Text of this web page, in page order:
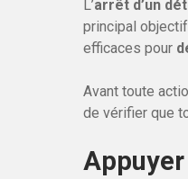
L’arrêt d’un
principal
efficaces pour
Avant toute
de vérifier que